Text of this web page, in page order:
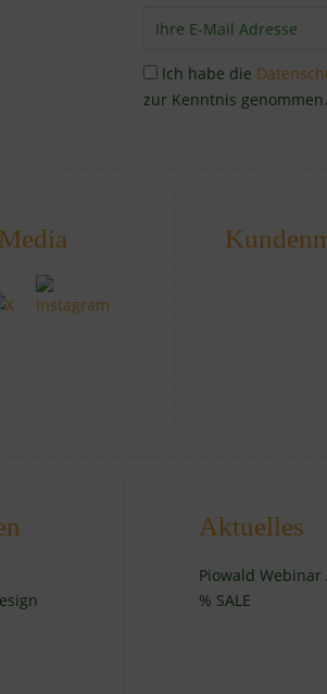
Ich habe die
zur Kenntnis genommen.
Aktuelles
Piowald
% SALE